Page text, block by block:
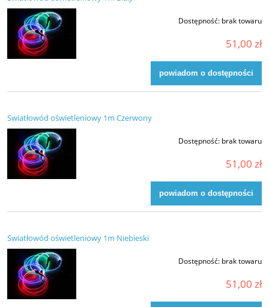
Dostępność: brak towaru
51,00 zł
powiadom o dostępności
Swiatłowód oświetleniowy 1m Czerwony
Dostępność: brak towaru
51,00 zł
powiadom o dostępności
Swiatłowód oświetleniowy 1m Niebieski
Dostępność: brak towaru
51,00 zł